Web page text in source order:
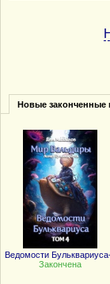
Новые законченные
Ведомости
Закончена